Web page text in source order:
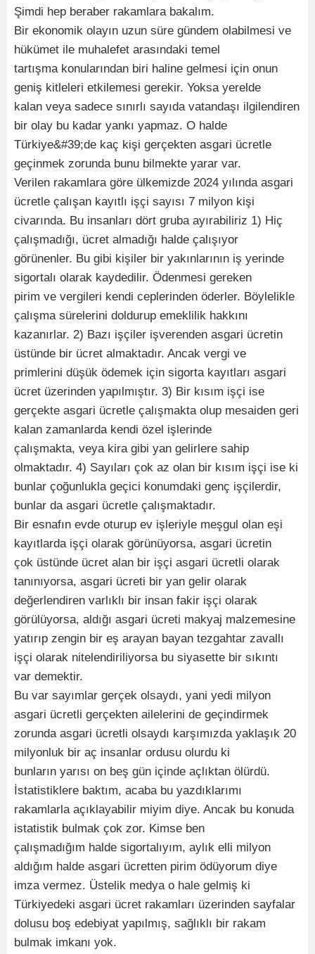
Şimdi hep beraber rakamlara bakalım.
Bir ekonomik olayın uzun süre gündem olabilmesi ve
hükümet ile muhalefet arasındaki temel
tartışma konularından biri haline gelmesi için onun
geniş kitleleri etkilemesi gerekir. Yoksa yerelde
kalan veya sadece sınırlı sayıda vatandaşı ilgilendiren
bir olay bu kadar yankı yapmaz. O halde
Türkiye&#39;de kaç kişi gerçekten asgari ücretle
geçinmek zorunda bunu bilmekte yarar var.
Verilen rakamlara göre ülkemizde 2024 yılında asgari
ücretle çalışan kayıtlı işçi sayısı 7 milyon kişi
civarında. Bu insanları dört gruba ayırabiliriz 1) Hiç
çalışmadığı, ücret almadığı halde çalışıyor
görünenler. Bu gibi kişiler bir yakınlarının iş yerinde
sigortalı olarak kaydedilir. Ödenmesi gereken
pirim ve vergileri kendi ceplerinden öderler. Böylelikle
çalışma sürelerini doldurup emeklilik hakkını
kazanırlar. 2) Bazı işçiler işverenden asgari ücretin
üstünde bir ücret almaktadır. Ancak vergi ve
primlerini düşük ödemek için sigorta kayıtları asgari
ücret üzerinden yapılmıştır. 3) Bir kısım işçi ise
gerçekte asgari ücretle çalışmakta olup mesaiden geri
kalan zamanlarda kendi özel işlerinde
çalışmakta, veya kira gibi yan gelirlere sahip
olmaktadır. 4) Sayıları çok az olan bir kısım işçi ise ki
bunlar çoğunlukla geçici konumdaki genç işçilerdir,
bunlar da asgari ücretle çalışmaktadır.
Bir esnafın evde oturup ev işleriyle meşgul olan eşi
kayıtlarda işçi olarak görünüyorsa, asgari ücretin
çok üstünde ücret alan bir işçi asgari ücretli olarak
tanınıyorsa, asgari ücreti bir yan gelir olarak
değerlendiren varlıklı bir insan fakir işçi olarak
görülüyorsa, aldığı asgari ücreti makyaj malzemesine
yatırıp zengin bir eş arayan bayan tezgahtar zavallı
işçi olarak nitelendiriliyorsa bu siyasette bir sıkıntı
var demektir.
Bu var sayımlar gerçek olsaydı, yani yedi milyon
asgari ücretli gerçekten ailelerini de geçindirmek
zorunda asgari ücretli olsaydı karşımızda yaklaşık 20
milyonluk bir aç insanlar ordusu olurdu ki
bunların yarısı on beş gün içinde açlıktan ölürdü.
İstatistiklere baktım, acaba bu yazdıklarımı
rakamlarla açıklayabilir miyim diye. Ancak bu konuda
istatistik bulmak çok zor. Kimse ben
çalışmadığım halde sigortalıyım, aylık elli milyon
aldığım halde asgari ücretten pirim ödüyorum diye
imza vermez. Üstelik medya o hale gelmiş ki
Türkiyedeki asgari ücret rakamları üzerinden sayfalar
dolusu boş edebiyat yapılmış, sağlıklı bir rakam
bulmak imkanı yok.